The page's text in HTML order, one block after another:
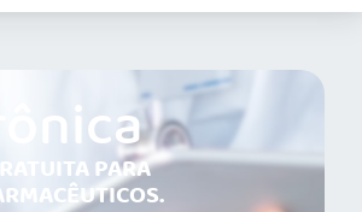
PARA